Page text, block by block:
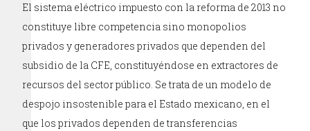
El sistema eléctrico impuesto con la reforma de 2013 no
constituye libre competencia sino monopolios
privados y generadores privados que dependen del
subsidio de la CFE, constituyéndose en extractores de
recursos del sector público. Se trata de un modelo de
despojo insostenible para el Estado mexicano, en el
que los privados dependen de transferencias